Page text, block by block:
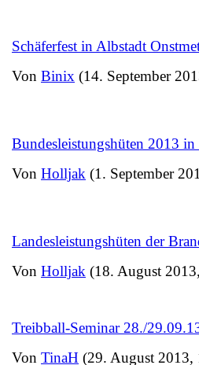
Schäferfest in Albstadt
Von Binix (14. September
Bundesleistungshüten 2013
Von Holljak (1. September
Landesleistungshüten der
Von Holljak (18. August
Treibball-Seminar 28./
Von TinaH (29. August 2013,